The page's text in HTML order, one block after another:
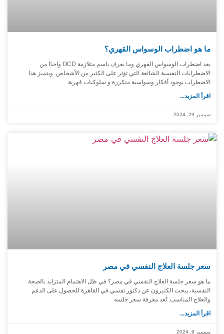
ما هو اضطراب الوسواس القهري؟
يعد اضطراب الوسواس القهري وما يعرف باسم متلازمة OCD واحدًا من
الاضطرابات النفسية الشائعة التي تؤثر على الكثير من الأشخاص. ويتميز هذا
الاضطراب بوجود أفكار وسواسية متكررة و سلوكيات قهرية
اقرأ المزيد...
سبتمبر 29, 2024
سعر جلسة العلاج النفسي في مصر
ما هو سعر جلسة العلاج النفسي في مصر؟ في ظل الاهتمام المتزايد بالصحة
النفسية، يبحث الكثيرون عن دكتور نفسي في القاهرة للحصول على الدعم
والعلاج المناسب. تُعد معرفة سعر جلسه
اقرأ المزيد...
سبتمبر 9, 2024